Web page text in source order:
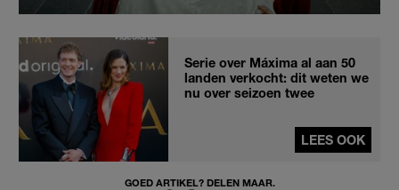
Serie over Máxima al aan 50
landen verkocht: dit weten we
nu over seizoen twee
LEES OOK
GOED ARTIKEL? DELEN MAAR.